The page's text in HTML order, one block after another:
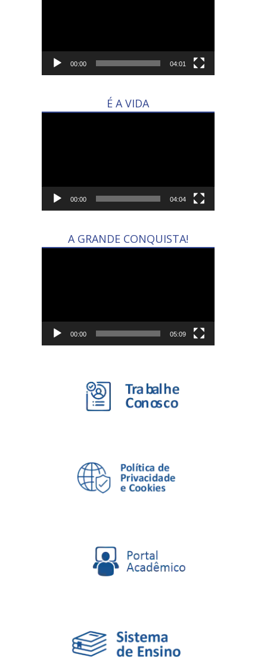
00:00 04:01
É A VIDA
00:00 04:04
A GRANDE CONQUISTA!
00:00 05:09